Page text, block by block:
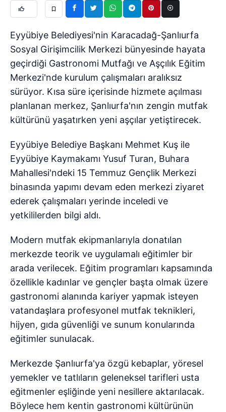
Eyyübiye Belediyesi'nin Karacadağ-Şanlıurfa
Sosyal Girişimcilik Merkezi bünyesinde hayata
geçirdiği Gastronomi Mutfağı ve Aşçılık Eğitim
Merkezi'nde kurulum çalışmaları aralıksız
sürüyor. Kısa süre içerisinde hizmete açılması
planlanan merkez, Şanlıurfa'nın zengin mutfak
kültürünü yaşatırken yeni aşçılar yetiştirecek.
Eyyübiye Belediye Başkanı Mehmet Kuş ile
Eyyübiye Kaymakamı Yusuf Turan, Buhara
Mahallesi'ndeki 15 Temmuz Gençlik Merkezi
binasında yapımı devam eden merkezi ziyaret
ederek çalışmaları yerinde inceledi ve
yetkililerden bilgi aldı.
Modern mutfak ekipmanlarıyla donatılan
merkezde teorik ve uygulamalı eğitimler bir
arada verilecek. Eğitim programları kapsamında
özellikle kadınlar ve gençler başta olmak üzere
gastronomi alanında kariyer yapmak isteyen
vatandaşlara profesyonel mutfak teknikleri,
hijyen, gıda güvenliği ve sunum konularında
eğitimler sunulacak.
Merkezde Şanlıurfa'ya özgü kebaplar, yöresel
yemekler ve tatlıların geleneksel tarifleri usta
eğitmenler eşliğinde yeni nesillere aktarılacak.
Böylece hem kentin gastronomi kültürünün